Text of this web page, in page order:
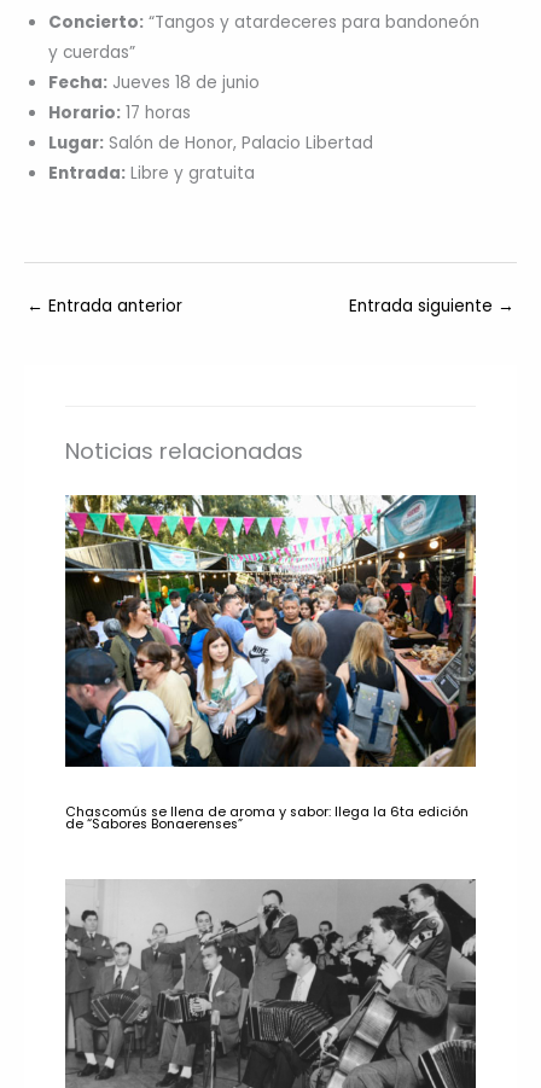
Concierto: “Tangos y atardeceres para bandoneón
y cuerdas”
Fecha: Jueves 18 de junio
Horario: 17 horas
Lugar: Salón de Honor, Palacio Libertad
Entrada: Libre y gratuita
← Entrada anterior Entrada siguiente →
Noticias relacionadas
Chascomús se llena de aroma y sabor: llega la 6ta edición
de “Sabores Bonaerenses”